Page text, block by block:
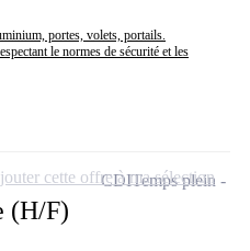
portes, volets, portails.
le normes de sécurité et les
(H/F)
CDITemps plein
cette offre à ma sélection